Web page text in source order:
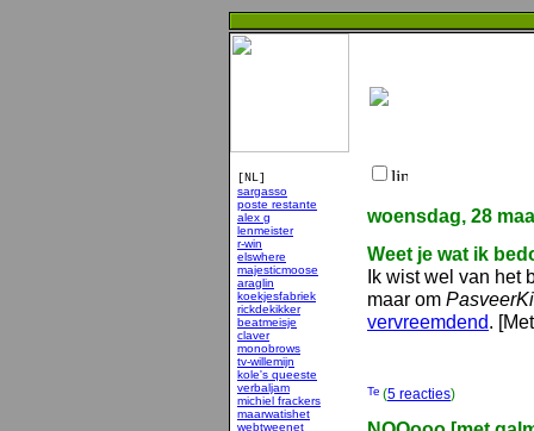
[NL]
sargasso
poste restante
alex g
lenmeister
r-win
elswhere
majesticmoose
araglin
koekjesfabriek
rickdekikker
beatmeisje
claver
monobrows
tv-willemijn
kole's queeste
verbaljam
michiel frackers
maarwatishet
webtweenet
woensdag, 28
Weet je wat ik
Ik wist wel van het
maar om
vervreemdend.
(5 reacties)